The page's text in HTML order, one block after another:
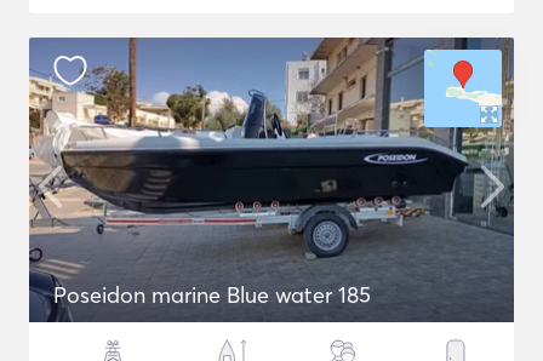
Poseidon marine Blue water 185